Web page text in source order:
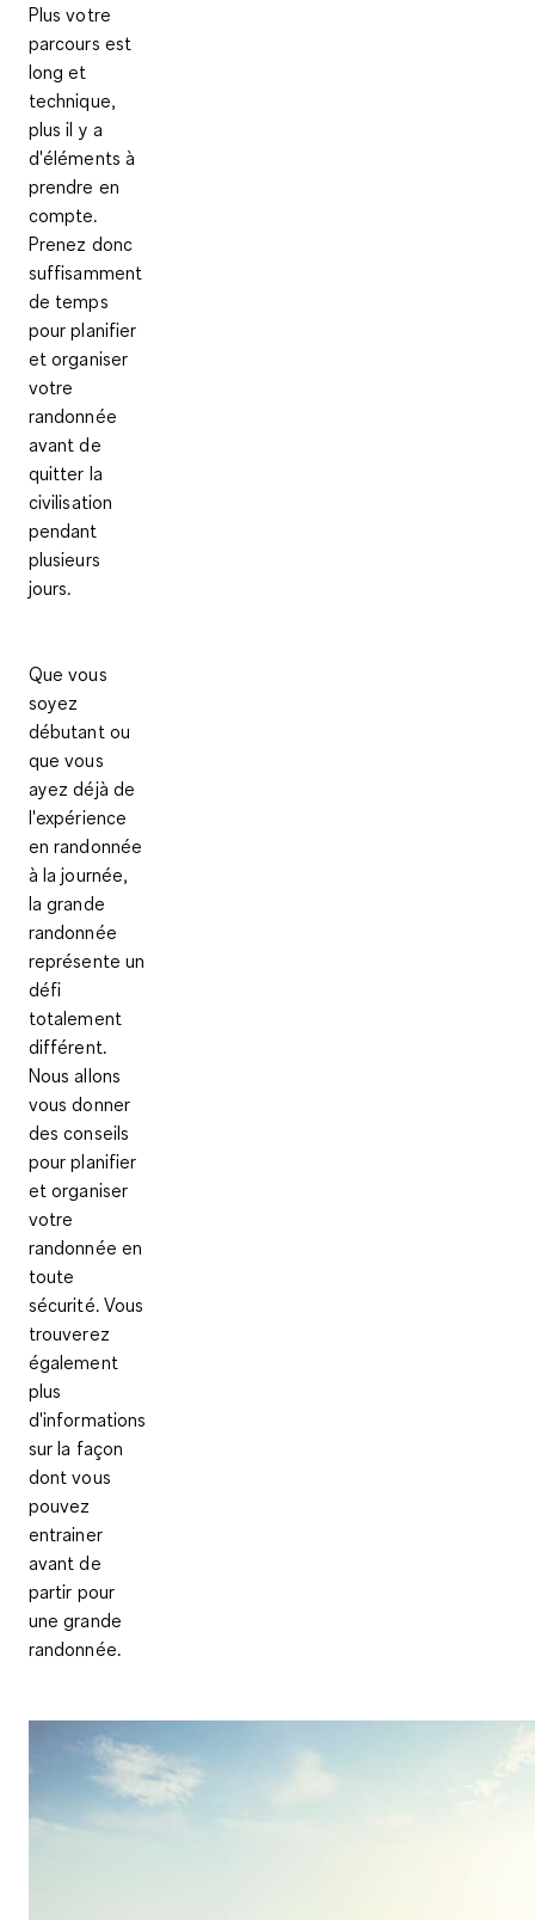
Plus votre
parcours est
long et
technique,
plus il y a
d'éléments à
prendre en
compte.
Prenez donc
suffisamment
de temps
pour planifier
et organiser
votre
randonnée
avant de
quitter la
civilisation
pendant
plusieurs
jours.
Que vous
soyez
débutant ou
que vous
ayez déjà de
l'expérience
en randonnée
à la journée,
la grande
randonnée
représente un
défi
totalement
différent.
Nous allons
vous donner
des conseils
pour planifier
et organiser
votre
randonnée en
toute
sécurité. Vous
trouverez
également
plus
d'informations
sur la façon
dont vous
pouvez
entrainer
avant de
partir pour
une grande
randonnée.